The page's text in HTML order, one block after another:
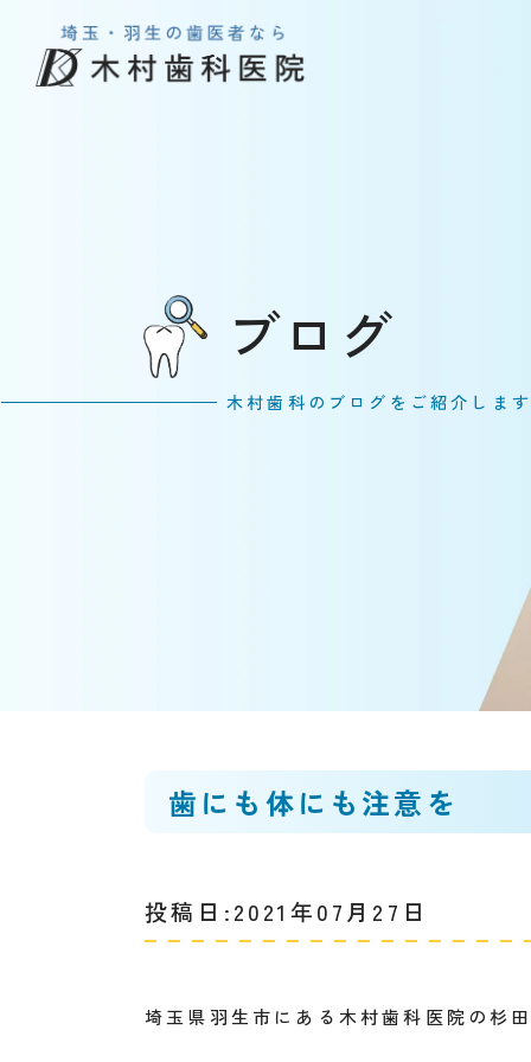
ブログ
木村歯科のブログをご紹介します
歯にも体にも注意を
投稿日:2021年07月27日
埼玉県羽生市にある木村歯科医院の杉